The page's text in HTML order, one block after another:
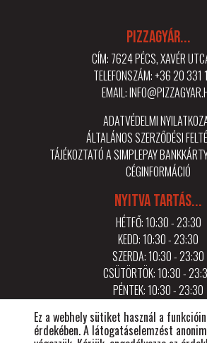
Ez a webhely sütiket használ a
érdekében. A látogatáselemzést
PIZZAGYÁR...
CÍM: 7624 PÉCS, XAVÉR
TELEFONSZÁM:+36 20 331
EMAIL:
ADATVÉDELMI
ÁLTALÁNOS SZERZŐDÉSI
TÁJÉKOZTATÓ A SIMPLEPAY
CÉGINFORMÁCIÓ
NYITVA TARTÁS...
HÉTFŐ: 10:30 - 23:30
KEDD: 10:30 - 23:30
SZERDA: 10:30 - 23:30
CSÜTÖRTÖK: 10:30 -
PÉNTEK: 10:30 - 23:30
VASÁRNAP: 10:30 -